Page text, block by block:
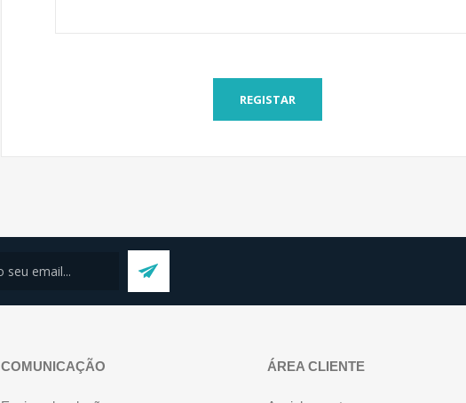
REGISTAR
COMUNICAÇÃO ÁREA CLIENTE